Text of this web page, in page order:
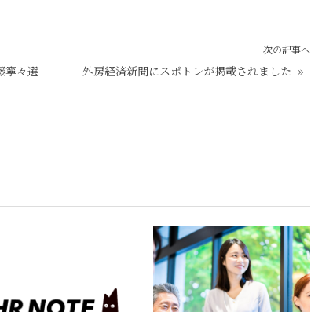
寧々選
次の記事へ
外房経済新聞にスポトレが掲載されました »